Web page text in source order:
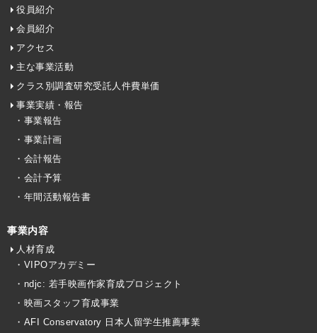
役員紹介
会員紹介
アクセス
主な事業活動
クラス別調査研究受託人件費単価
事業実績・報告
・事業報告
・事業計画
・会計報告
・会計予算
・年間活動報告書
事業内容
人材育成
・VIPOアカデミー
・ndjc: 若手映画作家育成プロジェクト
・映画スタッフ育成事業
・AFI Conservatory 日本人留学生推薦事業